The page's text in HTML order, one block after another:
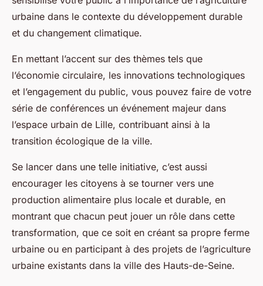
urbaine dans le contexte du développement durable
et du changement climatique.
En mettant l’accent sur des thèmes tels que
l’économie circulaire, les innovations technologiques
et l’engagement du public, vous pouvez faire de votre
série de conférences un événement majeur dans
l’espace urbain de Lille, contribuant ainsi à la
transition écologique de la ville.
Se lancer dans une telle initiative, c’est aussi
encourager les citoyens à se tourner vers une
production alimentaire plus locale et durable, en
montrant que chacun peut jouer un rôle dans cette
transformation, que ce soit en créant sa propre ferme
urbaine ou en participant à des projets de l’agriculture
urbaine existants dans la ville des Hauts-de-Seine.